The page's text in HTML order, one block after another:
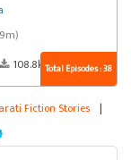
108.8k Total Episodes : 38
Fiction Stories |